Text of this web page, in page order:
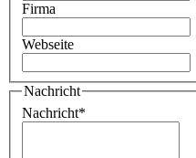
Firma
Webseite
Nachricht
Nachricht*